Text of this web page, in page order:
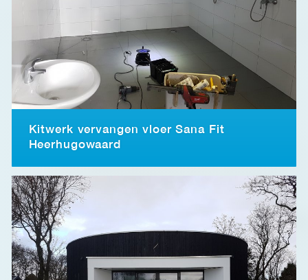
Kitwerk vervangen vloer Sana Fit
Heerhugowaard